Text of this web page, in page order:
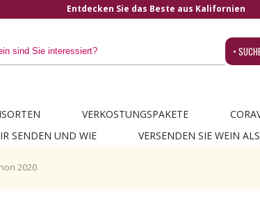
Entdecken Sie das Beste aus Kalifornien
•
VERKOSTUNGSPAKETE
SENDEN UND WIE
VERSENDEN SIE WEIN
2020